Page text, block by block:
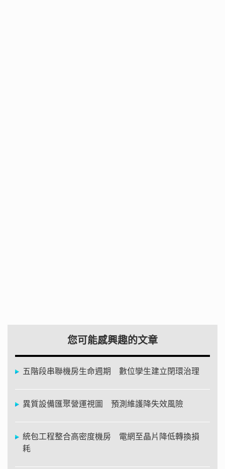
您可能感興趣的文章
五階段串聯機房生命週期 數位孿生建立閉環治理
異質設備匯聚營運視圖 預測維護降失效風險
統包工程整合高密度機房 電網至晶片降低轉換損
耗